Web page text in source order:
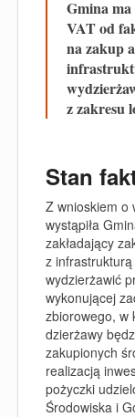
Gmina
VAT od
na zakup
z zakresu
Stan
Z wnioskiem o
wystąpiła
zakładający
z
wydzierżawić
wykonującej
zbiorowego, w
dzierżawy
zakupionych
realizacją
pożyczki
Środowiska i